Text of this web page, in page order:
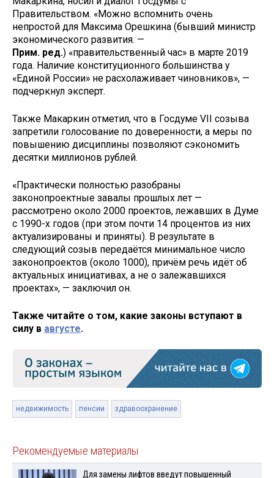
Правительством. «Можно вспомнить очень
непростой для Максима Орешкина (бывший министр
экономического развития. —
Прим. ред.) «правительственный час» в марте 2019
года. Наличие конституционного большинства у
«Единой России» не расхолаживает чиновников», —
подчеркнул эксперт.
Также Макаркин отметил, что в Госдуме VII созыва
запретили голосование по доверенности, а меры по
повышению дисциплины позволяют сэкономить
десятки миллионов рублей.
«Практически полностью разобраны
законопроектные завалы прошлых лет —
рассмотрено около 2000 проектов, лежавших в Думе
с 1990-х годов (при этом почти 14 процентов из них
актуализированы и приняты). В результате в
следующий созыв передаётся минимальное число
законопроектов (около 1000), причём речь идёт об
актуальных инициативах, а не о залежавшихся
проектах», — заключил он.
Также читайте о том, какие законы вступают в
силу в августе.
недвижимость пенсии здравоохранение
Рекомендуемые материалы
Для замены лифтов введут повышенный